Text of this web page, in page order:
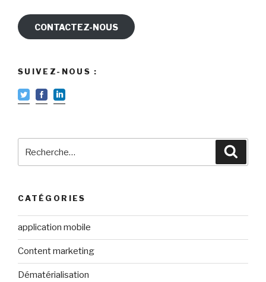
CONTACTEZ-NOUS
SUIVEZ-NOUS :
CATÉGORIES
application mobile
Content marketing
Dématérialisation